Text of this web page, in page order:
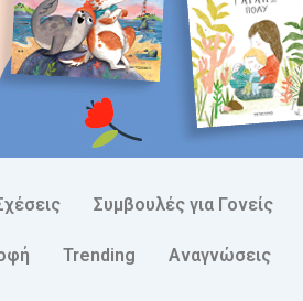
Συμβουλές για Γονείς
Trending Αναγνώσεις